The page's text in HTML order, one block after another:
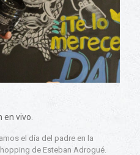
vivo.
el día del padre en la
de Esteban Adrogué.